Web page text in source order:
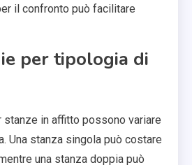
il confronto può facilitare
per tipologia di
in affitto possono variare
Una stanza singola può costare
una stanza doppia può